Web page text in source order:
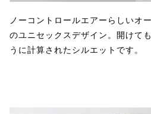
ノーコントロールエアーらしいオ
のユニセックスデザイン。開けて
うに計算されたシルエットです。